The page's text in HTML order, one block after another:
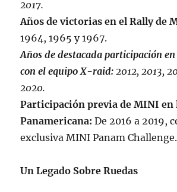
2017.
Años de victorias en el Rally de
1964, 1965 y 1967.
Años de destacada participación
con el equipo X-raid: 2012, 2013,
2020.
Participación previa de MINI en
Panamericana: De 2016 a 2019,
exclusiva MINI Panam Challenge.
Un Legado Sobre Ruedas